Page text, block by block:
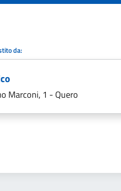
da:
Marconi, 1 - Quero